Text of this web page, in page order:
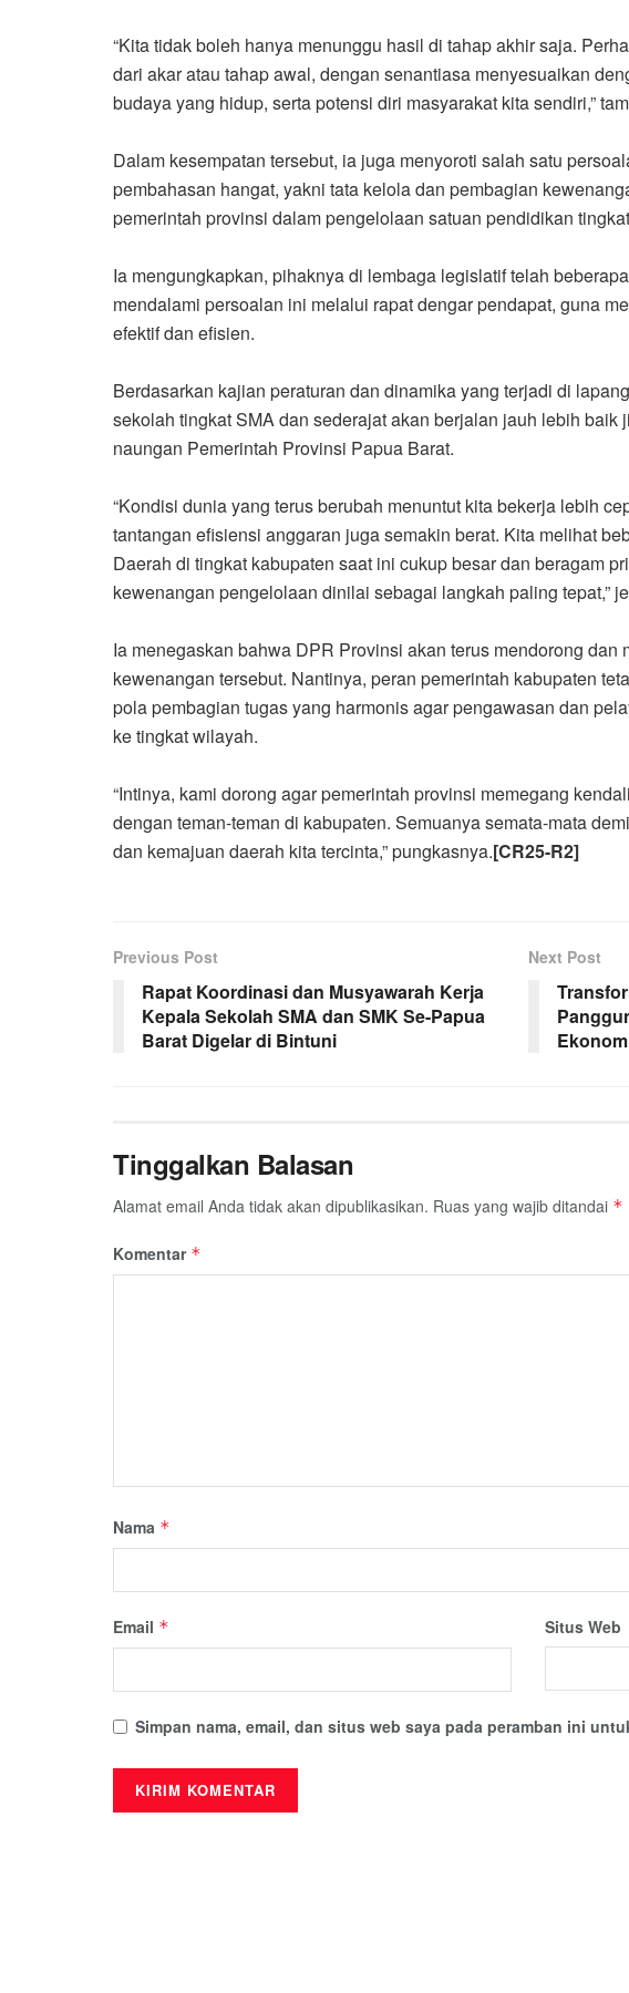
“Kita tidak boleh hanya menunggu hasil di tahap akhir saja.
dari akar atau tahap awal, dengan senantiasa menyesuaikan
budaya yang hidup, serta potensi diri masyarakat kita sendiri,”
Dalam kesempatan tersebut, ia juga menyoroti salah satu
pembahasan hangat, yakni tata kelola dan pembagian
pemerintah provinsi dalam pengelolaan satuan pendidikan
Ia mengungkapkan, pihaknya di lembaga legislatif telah
mendalami persoalan ini melalui rapat dengar pendapat, guna
efektif dan efisien.
Berdasarkan kajian peraturan dan dinamika yang terjadi di
sekolah tingkat SMA dan sederajat akan berjalan jauh lebih
naungan Pemerintah Provinsi Papua Barat.
“Kondisi dunia yang terus berubah menuntut kita bekerja lebih
tantangan efisiensi anggaran juga semakin berat. Kita melihat
Daerah di tingkat kabupaten saat ini cukup besar dan beragam
kewenangan pengelolaan dinilai sebagai langkah paling tepat,”
Ia menegaskan bahwa DPR Provinsi akan terus mendorong dan
kewenangan tersebut. Nantinya, peran pemerintah kabupaten
pola pembagian tugas yang harmonis agar pengawasan dan
ke tingkat wilayah.
“Intinya, kami dorong agar pemerintah provinsi memegang
dengan teman-teman di kabupaten. Semuanya semata-mata
dan kemajuan daerah kita tercinta,” pungkasnya.[CR25-R2]
Previous Post
Rapat Koordinasi dan Musyawarah Kerja
Kepala Sekolah SMA dan SMK Se-Papua
Barat Digelar di Bintuni
Next Post
Tinggalkan Balasan
Alamat email Anda tidak akan dipublikasikan. Ruas yang wajib ditandai *
Komentar *
Nama *
Email * Situs Web
Simpan nama, email, dan situs web saya pada peramban ini